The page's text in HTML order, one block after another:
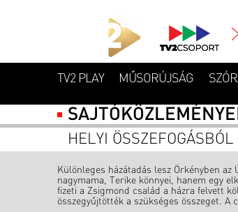
TV2 PLAY MŰSORÚJSÁG
HELYI
Különleges házátadás lesz Örkényben
nagymama, Terike könnyei, hanem egy
fizeti a Zsigmond család a házra felvett
összegyűjtötték a szükséges összeget. A